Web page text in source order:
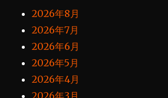
2026年8月
2026年7月
2026年6月
2026年5月
2026年4月